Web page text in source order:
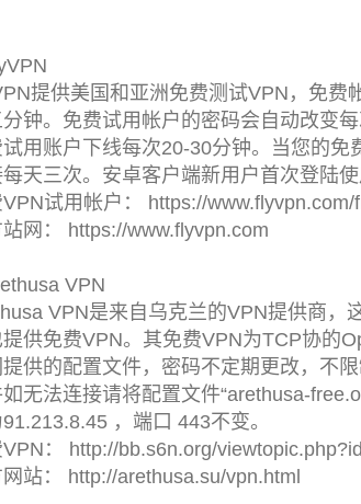
提供美国和亚洲免费测试VPN ，免费
钟。免费试用帐户的密码会自动改变
试用账户下线每次20-30分钟。当您的
天三次。安卓客户端新用户首次登陆使
试用帐户： https://www.flyvpn.com/
网： https://www.flyvpn.com
VPN
VPN是来自 乌克兰的VPN提供商，
提供免费VPN。其免费VPN为TCP协的
供的配置文件，密码不定期更改，不
无法连接请将配置文件“arethusa-
，端口 443不变。
： http://bb.s6n.org/
站： http://arethusa.su/vpn.html